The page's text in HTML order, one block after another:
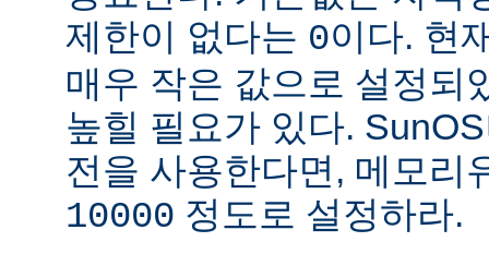
제한이 없다는 0이다. 현
매우 작은 값으로 설정되
높힐 필요가 있다.
전을 사용한다면, 메모리
10000 정도로 설정하라.